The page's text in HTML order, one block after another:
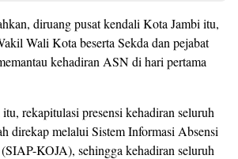
diruang pusat kendali Kota Jambi itu,
Wali Kota beserta Sekda dan pejabat
kehadiran ASN di hari pertama
rekapitulasi presensi kehadiran seluruh
direkap melalui Sistem Informasi Absensi
KOJA), sehingga kehadiran seluruh